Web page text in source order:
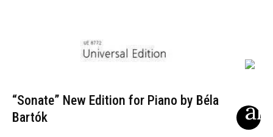
“Sonate” New Edition for Piano by Béla
Bartók